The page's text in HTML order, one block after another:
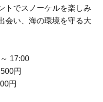
トでスノーケルを楽しみ
会い、海の環境を守る大
17:00
円
円